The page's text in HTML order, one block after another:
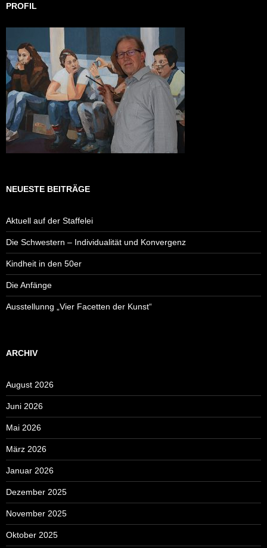
PROFIL
NEUESTE BEITRÄGE
Aktuell auf der Staffelei
Die Schwestern – Individualität und Konvergenz
Kindheit in den 50er
Die Anfänge
Ausstellunng „Vier Facetten der Kunst“
ARCHIV
August 2026
Juni 2026
Mai 2026
März 2026
Januar 2026
Dezember 2025
November 2025
Oktober 2025